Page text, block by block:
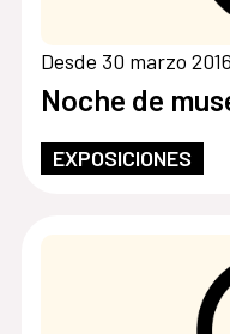
Desde 30 marzo
Noche de
EXPOSICIONES